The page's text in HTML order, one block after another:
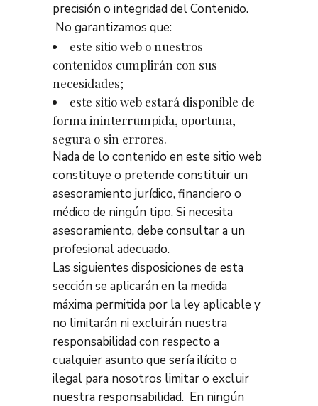
precisión o integridad del Contenido.
No garantizamos que:
este sitio web o nuestros
contenidos cumplirán con sus
necesidades;
este sitio web estará disponible de
forma ininterrumpida, oportuna,
segura o sin errores.
Nada de lo contenido en este sitio web
constituye o pretende constituir un
asesoramiento jurídico, financiero o
médico de ningún tipo. Si necesita
asesoramiento, debe consultar a un
profesional adecuado.
Las siguientes disposiciones de esta
sección se aplicarán en la medida
máxima permitida por la ley aplicable y
no limitarán ni excluirán nuestra
responsabilidad con respecto a
cualquier asunto que sería ilícito o
ilegal para nosotros limitar o excluir
nuestra responsabilidad. En ningún